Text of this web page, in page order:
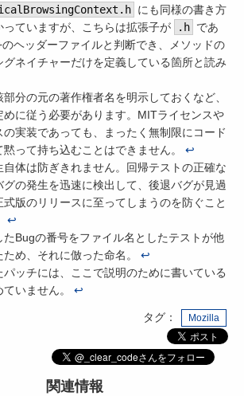
にも同様の書き方
っていますが、こちらは拡張子が
.h であ
ヘッダーファイルと判断でき、メソッドの
グネイチャーだけを定義している箇所と読み
分の元の著作権者名を明示しておくなど、
めに従う必要があります。MITライセンスや
の実装であっても、まったく無制限にコード
って持ち込むことはできません。 ↩
自体は防ぎきれません。回帰テストの正確な
グの発生を迅速に検出して、後退バグが見過
式版のリリースに至ってしまうのを防ぐこと
↩
たBugの番号をファイル名としたテストが他
め、それに倣った命名。 ↩
ッチには、ここで説明のために書いている
いません。 ↩
タグ： Mozilla
関連情報